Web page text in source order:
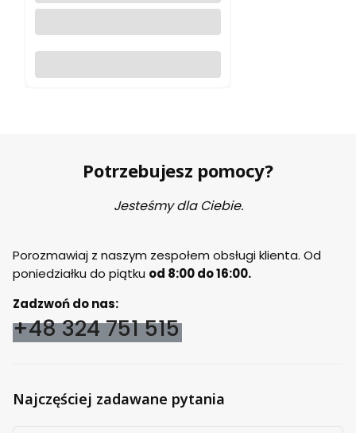
Potrzebujesz pomocy?
Jesteśmy dla Ciebie.
Porozmawiaj z naszym zespołem obsługi klienta. Od
poniedziałku do piątku od 8:00 do 16:00.
Zadzwoń do nas:
+48 324 751 515
Najczęściej zadawane pytania